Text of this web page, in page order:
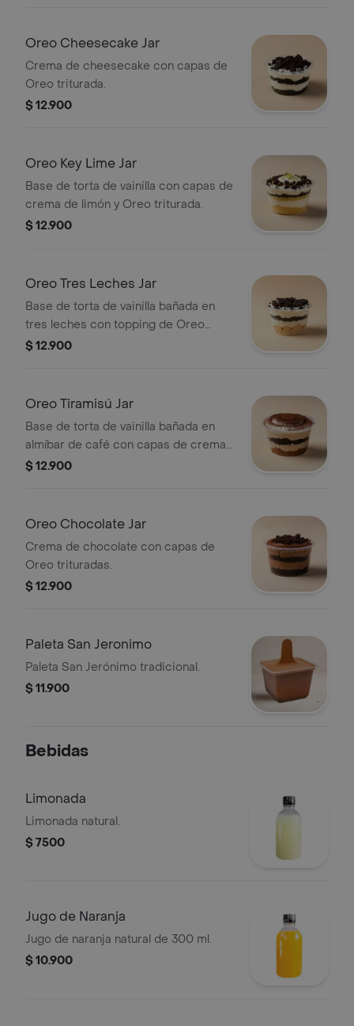
Oreo Cheesecake Jar
Crema de cheesecake con capas de
Oreo triturada.
$ 12.900
Oreo Key Lime Jar
Base de torta de vainilla con capas de
crema de limón y Oreo triturada.
$ 12.900
Oreo Tres Leches Jar
Base de torta de vainilla bañada en
tres leches con topping de Oreo
triturada.
$ 12.900
Oreo Tiramisú Jar
Base de torta de vainilla bañada en
almíbar de café con capas de crema
de tiramisú y Oreo.
$ 12.900
Oreo Chocolate Jar
Crema de chocolate con capas de
Oreo trituradas.
$ 12.900
Paleta San Jeronimo
Paleta San Jerónimo tradicional.
$ 11.900
Bebidas
Limonada
Limonada natural.
$ 7500
Jugo de Naranja
Jugo de naranja natural de 300 ml.
$ 10.900